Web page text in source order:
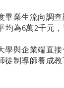
業生流向調
為6萬2千元，
學與企業端直
徒制導師養成